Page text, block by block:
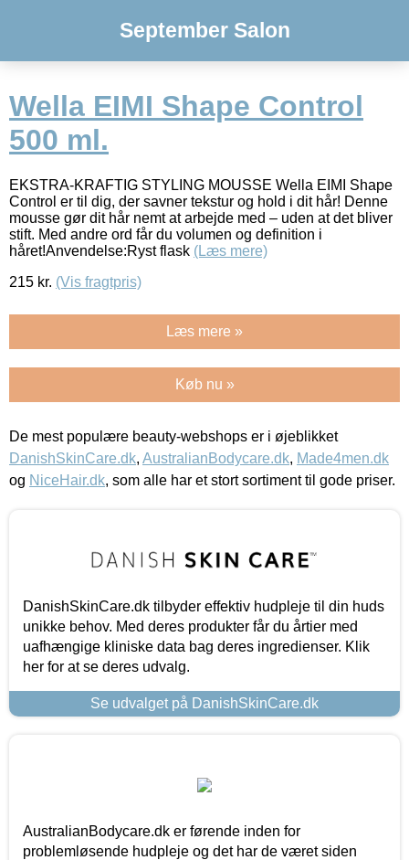
September Salon
Wella EIMI Shape Control
500 ml.
EKSTRA-KRAFTIG STYLING MOUSSE Wella EIMI Shape
Control er til dig, der savner tekstur og hold i dit hår! Denne
mousse gør dit hår nemt at arbejde med – uden at det bliver
stift. Med andre ord får du volumen og definition i
håret!Anvendelse:Ryst flask (Læs mere)
215 kr. (Vis fragtpris)
Læs mere »
Køb nu »
De mest populære beauty-webshops er i øjeblikket
DanishSkinCare.dk, AustralianBodycare.dk, Made4men.dk
og NiceHair.dk, som alle har et stort sortiment til gode priser.
DanishSkinCare.dk tilbyder effektiv hudpleje til din huds
unikke behov. Med deres produkter får du årtier med
uafhængige kliniske data bag deres ingredienser. Klik
her for at se deres udvalg.
Se udvalget på DanishSkinCare.dk
AustralianBodycare.dk er førende inden for
problemløsende hudpleje og det har de været siden